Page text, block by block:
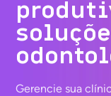
Gerencie sua